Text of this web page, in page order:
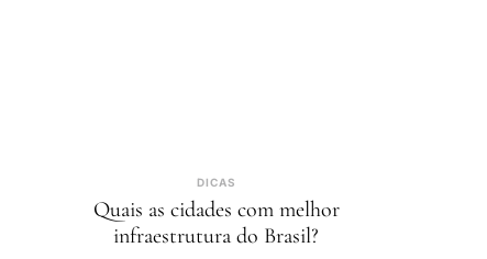
DICAS
Quais as cidades com melhor
infraestrutura do Brasil?